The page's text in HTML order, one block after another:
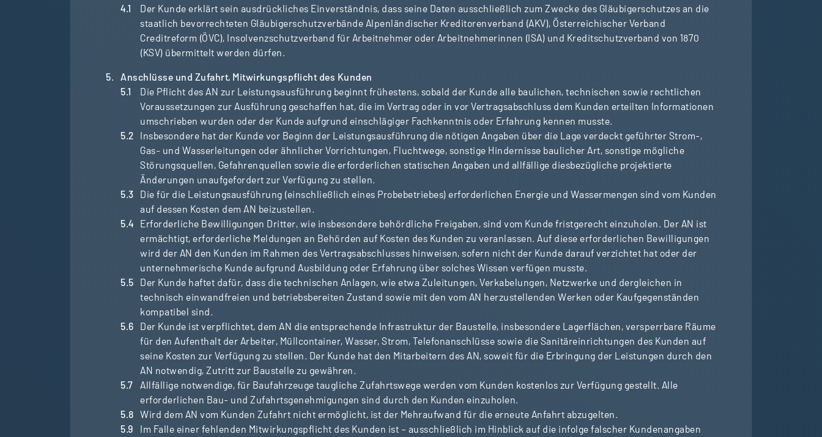
Der Kunde erklärt sein ausdrückliches Einverständnis, dass seine Daten ausschließlich zum Zwecke des Gläubigerschutzes an die
staatlich bevorrechteten Gläubigerschutzverbände Alpenländischer Kreditorenverband (AKV), Österreichischer Verband
Creditreform (ÖVC), Insolvenzschutzverband für Arbeitnehmer oder Arbeitnehmerinnen (ISA) und Kreditschutzverband von 1870
(KSV) übermittelt werden dürfen.
Anschlüsse und Zufahrt, Mitwirkungspflicht des Kunden
Die Pflicht des AN zur Leistungsausführung beginnt frühestens, sobald der Kunde alle baulichen, technischen sowie rechtlichen
Voraussetzungen zur Ausführung geschaffen hat, die im Vertrag oder in vor Vertragsabschluss dem Kunden erteilten Informationen
umschrieben wurden oder der Kunde aufgrund einschlägiger Fachkenntnis oder Erfahrung kennen musste.
Insbesondere hat der Kunde vor Beginn der Leistungsausführung die nötigen Angaben über die Lage verdeckt geführter Strom-,
Gas- und Wasserleitungen oder ähnlicher Vorrichtungen, Fluchtwege, sonstige Hindernisse baulicher Art, sonstige mögliche
Störungsquellen, Gefahrenquellen sowie die erforderlichen statischen Angaben und allfällige diesbezügliche projektierte
Änderungen unaufgefordert zur Verfügung zu stellen.
Die für die Leistungsausführung (einschließlich eines Probebetriebes) erforderlichen Energie und Wassermengen sind vom Kunden
auf dessen Kosten dem AN beizustellen.
Erforderliche Bewilligungen Dritter, wie insbesondere behördliche Freigaben, sind vom Kunde fristgerecht einzuholen. Der AN ist
ermächtigt, erforderliche Meldungen an Behörden auf Kosten des Kunden zu veranlassen. Auf diese erforderlichen Bewilligungen
wird der AN den Kunden im Rahmen des Vertragsabschlusses hinweisen, sofern nicht der Kunde darauf verzichtet hat oder der
unternehmerische Kunde aufgrund Ausbildung oder Erfahrung über solches Wissen verfügen musste.
Der Kunde haftet dafür, dass die technischen Anlagen, wie etwa Zuleitungen, Verkabelungen, Netzwerke und dergleichen in
technisch einwandfreien und betriebsbereiten Zustand sowie mit den vom AN herzustellenden Werken oder Kaufgegenständen
kompatibel sind.
Der Kunde ist verpflichtet, dem AN die entsprechende Infrastruktur der Baustelle, insbesondere Lagerflächen, versperrbare Räume
für den Aufenthalt der Arbeiter, Müllcontainer, Wasser, Strom, Telefonanschlüsse sowie die Sanitäreinrichtungen des Kunden auf
seine Kosten zur Verfügung zu stellen. Der Kunde hat den Mitarbeitern des AN, soweit für die Erbringung der Leistungen durch den
AN notwendig, Zutritt zur Baustelle zu gewähren.
Allfällige notwendige, für Baufahrzeuge taugliche Zufahrtswege werden vom Kunden kostenlos zur Verfügung gestellt. Alle
erforderlichen Bau- und Zufahrtsgenehmigungen sind durch den Kunden einzuholen.
Wird dem AN vom Kunden Zufahrt nicht ermöglicht, ist der Mehraufwand für die erneute Anfahrt abzugelten.
Im Falle einer fehlenden Mitwirkungspflicht des Kunden ist – ausschließlich im Hinblick auf die infolge falscher Kundenangaben